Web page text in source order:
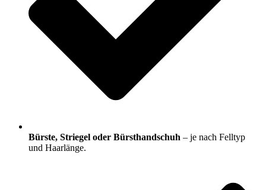
Bürste, Striegel oder Bürsthandschuh – je nach Felltyp
und Haarlänge.